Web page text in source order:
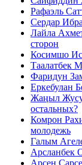
Рафаэль
Сердар
Лайла
сторон
Косимшо
Таалатбек
Фаридун
Еркебулан
Жаңыл
остальных?
Комрон
молодежь
Галым
Арсланбек
Арсен